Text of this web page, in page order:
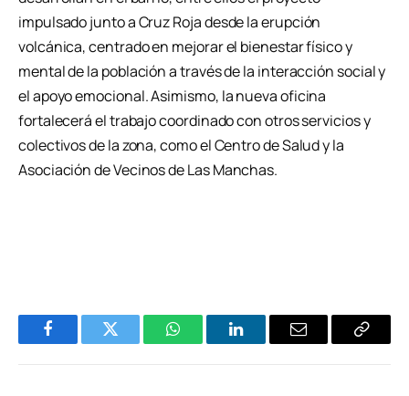
impulsado junto a Cruz Roja desde la erupción
volcánica, centrado en mejorar el bienestar físico y
mental de la población a través de la interacción social y
el apoyo emocional. Asimismo, la nueva oficina
fortalecerá el trabajo coordinado con otros servicios y
colectivos de la zona, como el Centro de Salud y la
Asociación de Vecinos de Las Manchas.
FacebookTwitter WhatsAppLinkedInEmail
Copiar